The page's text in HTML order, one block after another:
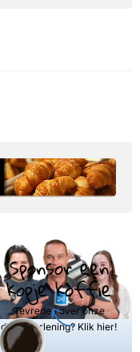
Sponsor een
kopje koffie
Tevreden over onze
dienstverlening? Klik hier!